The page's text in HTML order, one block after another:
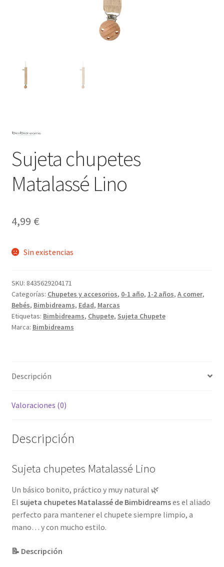
Sujeta chupetes
Matalassé Lino
4,99 €
Sin existencias
SKU: 8435629204171
Categorías: Chupetes y accesorios, 0-1 año, 1-2 años, A comer,
Bebés, Bimbidreams, Edad, Marcas
Etiquetas: Bimbidreams, Chupete, Sujeta Chupete
Marca: Bimbidreams
Descripción
Valoraciones (0)
Descripción
Sujeta chupetes Matalassé Lino
Un básico bonito, práctico y muy natural 🌿
El sujeta chupetes Matalassé de Bimbidreamses el aliado
perfecto para mantener el chupete siempre limpio, a
mano… y con mucho estilo.
📝 Descripción